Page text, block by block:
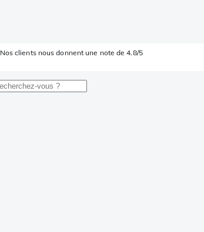
Nos clients nous donnent une note de 4.8/5